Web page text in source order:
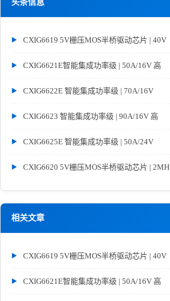
头条信息
CXIG6619 5V栅压MOS半桥驱动芯片 | 40V
CXIG6621E智能集成功率级 | 50A/16V 高
CXIG6622E 智能集成功率级 | 70A/16V
CXIG6623 智能集成功率级 | 90A/16V 高
CXIG6625E 智能集成功率级 | 50A/24V
CXIG6620 5V栅压MOS半桥驱动芯片 | 2MH
相关文章
CXIG6619 5V栅压MOS半桥驱动芯片 | 40V
CXIG6621E智能集成功率级 | 50A/16V 高